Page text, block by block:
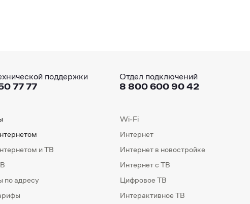
поддержки
77 77
Отдел подключений
8 800 600 90 42
и ТВ
по адресу
Wi-Fi
Интернет
Интернет в новостройке
Интернет с ТВ
Цифровое ТВ
Интерактивное ТВ